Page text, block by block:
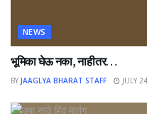
NEWS
भूमिका घेऊ नका, नाहीतर…
BY JAAGLYA BHARAT STAFF JULY